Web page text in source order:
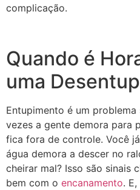
complicação.
Quando é
uma
Entupimento é um
vezes a gente demora para
fica fora de controle. Você
água demora a descer no
cheirar mal? Isso são sinais
bem com o encanamento.